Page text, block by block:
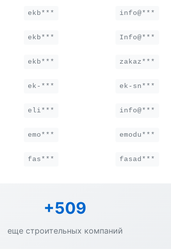
ekb*** info@***
ekb*** Info@***
ekb*** zakaz***
ek-*** ek-sn***
eli*** info@***
emo*** emodu***
fas*** fasad***
+509
еще строительных компаний